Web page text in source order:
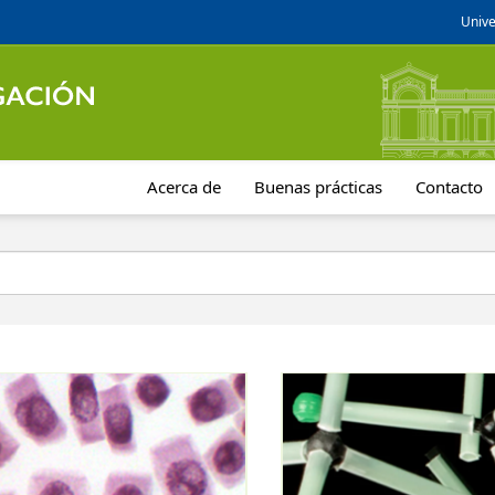
Acerca de Buenas prácticas Contacto